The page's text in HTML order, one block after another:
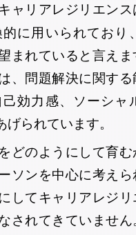
キャリアレジリエン
に用いられており
まれていると言え
、問題解決に関す
効力感、ソーシャ
られています。
どのようにして育
ソンを中心に考え
してキャリアレジ
されてきていませ